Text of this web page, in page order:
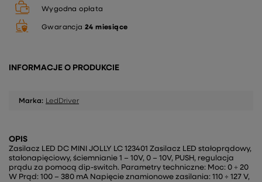
Wygodna opłata
Gwarancja 24 miesiące
INFORMACJE O PRODUKCIE
Marka: LedDriver
OPIS
Zasilacz LED DC MINI JOLLY LC 123401 Zasilacz LED stałoprądowy,
stałonapięciowy, ściemnianie 1 – 10V, 0 – 10V, PUSH, regulacja
prądu za pomocą dip-switch. Parametry techniczne: Moc: 0 ÷ 20
W Prąd: 100 – 380 mA Napięcie znamionowe zasilania: 110 ÷ 127 V,